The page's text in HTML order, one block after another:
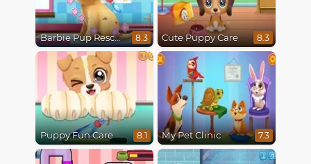
Barbie Pup Rescue 8.3 Cute Puppy Care 8.3
Puppy Fun Care 8.1 My Pet Clinic 7.3